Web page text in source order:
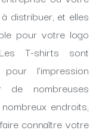
distribuer, et elles
pour votre logo
T-shirts sont
l’impression
nombreuses
endroits,
connaître votre